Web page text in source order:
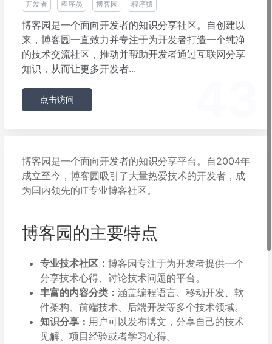
开发者 程序员 博客园 程序猿
博客园是一个面向开发者的知识分享社区。自创建以
来，博客园一直致力并专注于为开发者打造一个纯净
的技术交流社区，推动并帮助开发者通过互联网分享
知识，从而让更多开发者...
点击访问
博客园是一个面向开发者的知识分享平台。自2004年
成立至今，博客园吸引了大量热爱技术的开发者，成
为国内领先的IT专业博客社区。
博客园的主要特点
专业技术社区： 博客园专注于为开发者提供一个
分享技术心得、讨论技术问题的平台。
丰富的内容分类： 涵盖编程语言、移动开发、软
件架构、前端技术、后端开发等多个技术领域。
知识分享： 用户可以发布博文，分享自己的技术
见解、项目经验或者学习心得。